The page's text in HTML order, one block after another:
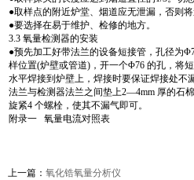
●取样点的附近炉堂、烟道应无泄漏，否则将
●要选择在易于维护、检修的地方。
3.3 氧量检测器的安装
●预先加工好带法兰的设备短接管，孔径为
样位置(炉壁或管道)，开一个Φ76 的孔，将
水平焊接到炉壁上，焊接时要保证焊接处不
法兰与检测器法兰之间垫上2—4mm 厚的石棉
旋紧4 个螺栓，使其不漏气即可。
附录一 氧量电流对照表
上一篇： 氧化锆氧量分析仪